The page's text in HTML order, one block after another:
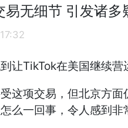
无细节 引发诸多
让TikTok在美国继续
这项交易，但北京方
么一回事，令人感到非